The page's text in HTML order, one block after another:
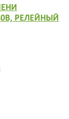
РЕЛЕЙНЫЙ